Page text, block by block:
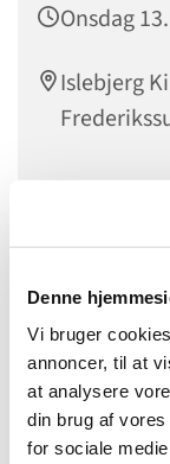
Denne
Vi bruger
annoncer, til at
at analysere
din brug af
for sociale
Onsdag
Islebjerg
Fædre og deres
samvær med
råd fra
Frederikssund
arrangementet.
Her kan du læse